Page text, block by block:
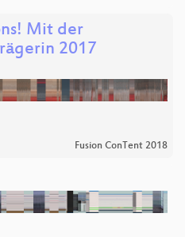
Mit der
2017
Fusion ConTent 2018